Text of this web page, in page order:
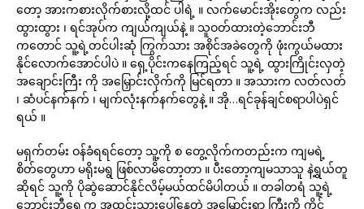
တော့ အားကစားလိုက်စားလို့ထင် ပါရဲ့ ။ လက်မောင်းအိုးတွေက လည်း
ထွားထွား ၊ ရင်အုပ်က ကျယ်ကျယ်နဲ့ ။ သူဝတ်ထားတဲ့ဘောင်းဘီ
ကတောင် သူ့ရဲ့တင်ပါးဆုံ ကြွက်သား အစိုင်အခဲတွေကို ဖုံးကွယ်မထား
နိုင်လောက်အောင်ပါပဲ ။ ရှေ့ပိုင်းကနေကြည့်ရင် သူ့ရဲ့ ထွားကြိုင်းလှတဲ့
အချောင်းကြီး ကို အမြှောင်းလိုက်ကို မြင်ရတာ ။ အသားက လတ်လတ်
၊ ဆံပင်နက်နက် ၊ မျက်လုံးနက်နက်တွေနဲ့ ။ အို…ရင်ခုန်ချင်စရာပါပဲရှင်
ရယ် ။
မရှက်တမ်း ဝန်ခံရရင်တော့ သူ့ကို စ တွေ့လိုက်ကတည်းက ကျမရဲ့
စိတ်တွေဟာ မရိုးမရွ ဖြစ်လာမိတော့တာ ။ ပီးတော့ကျမသာသူ နဲ့ရွယ်တူ
ဆိုရင် သူ့ကို ပိုဆွဲဆောင်နိုင်လိမ့်မယ်ထင်မိပါတယ် ။ တခါတရံ သူ့ရဲ့
ဘောင်းဘီရှေ့က အထင်းသားပေါ်နေတဲ့ အမြှောင်းရာ ကြီးကို ကိုင်